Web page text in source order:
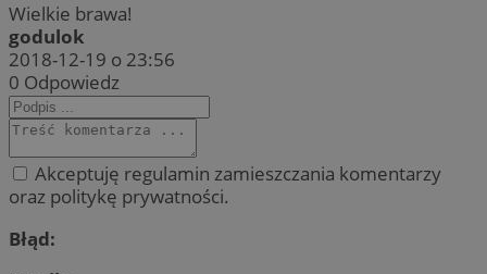
Wielkie brawa!
godulok
2018-12-19 o 23:56
0 Odpowiedz
Akceptuję regulamin zamieszczania komentarzy
oraz politykę prywatności.
Błąd: